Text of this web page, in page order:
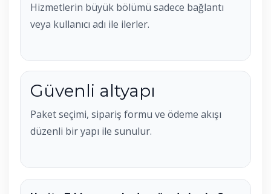
Hizmetlerin büyük bölümü sadece bağlantı
veya kullanıcı adı ile ilerler.
Güvenli altyapı
Paket seçimi, sipariş formu ve ödeme akışı
düzenli bir yapı ile sunulur.